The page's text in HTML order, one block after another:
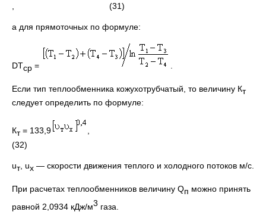
, (31)
а для прямоточных по формуле:
DТср =
Если тип теплообменника кожухотрубчатый, то величину Кт
следует определить по формуле:
Кт= 133,9
,
(32)
uт, uх — скорости движения теплого и холодного потоков м/с.
При расчетах теплообменников величину Qп можно принять
равной 2,0934 кДж/м3 газа.